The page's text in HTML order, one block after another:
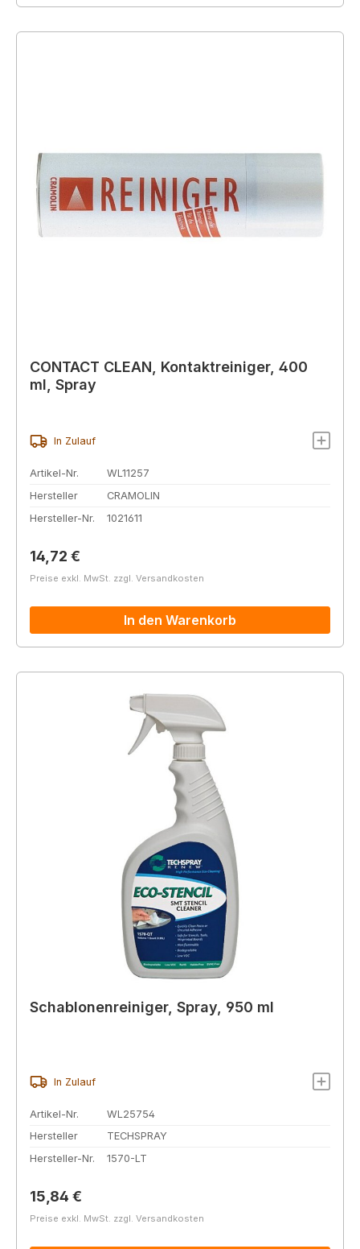
CONTACT CLEAN, Kontaktreiniger, 400
ml, Spray
In Zulauf
Artikel-Nr.
WL11257
Hersteller
CRAMOLIN
Hersteller-Nr.
1021611
Regulärer Preis:
14,72 €
Preise exkl. MwSt. zzgl. Versandkosten
In den Warenkorb
Schablonenreiniger, Spray, 950 ml
In Zulauf
Artikel-Nr.
WL25754
Hersteller
TECHSPRAY
Hersteller-Nr.
1570-LT
Regulärer Preis:
15,84 €
Preise exkl. MwSt. zzgl. Versandkosten